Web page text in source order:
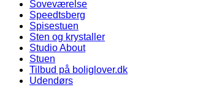
Soveværelse
Speedtsberg
Spisestuen
Sten og krystaller
Studio About
Stuen
Tilbud på boliglover.dk
Udendørs